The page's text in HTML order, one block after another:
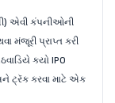
એવી કંપનીઓની
મંજૂરી પ્રાપ્ત કરી
કયો IPO
ટ્રૅક કરવા માટે એક